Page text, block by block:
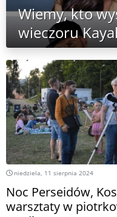
Wiemy, kto
wieczoru
niedziela, 11 sierpnia 2024
Noc Perseidów,
warsztaty w